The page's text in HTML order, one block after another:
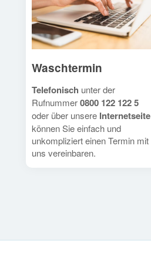
Waschtermin
Telefonisch unter der
Rufnummer0800 122 122 5
oder über unsere Internetseite
können Sie einfach und
unkompliziert einen Termin mit
uns vereinbaren.